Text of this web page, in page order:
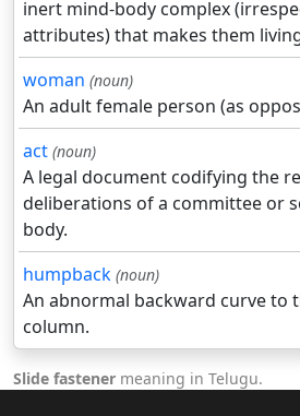
inert mind-body complex
attributes) that makes them
woman (noun)
An adult female person (as
act (noun)
A legal document codifying the
deliberations of a committee or
body.
humpback (noun)
An abnormal backward curve to
column.
Slide fastener meaning in Telugu.